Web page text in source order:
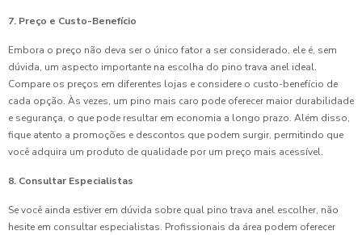
7. Preço e Custo-Benefício
Embora o preço não deva ser o único fator a ser considerado, ele é, sem
dúvida, um aspecto importante na escolha do pino trava anel ideal.
Compare os preços em diferentes lojas e considere o custo-benefício de
cada opção. Às vezes, um pino mais caro pode oferecer maior durabilidade
e segurança, o que pode resultar em economia a longo prazo. Além disso,
fique atento a promoções e descontos que podem surgir, permitindo que
você adquira um produto de qualidade por um preço mais acessível.
8. Consultar Especialistas
Se você ainda estiver em dúvida sobre qual pino trava anel escolher, não
hesite em consultar especialistas. Profissionais da área podem oferecer